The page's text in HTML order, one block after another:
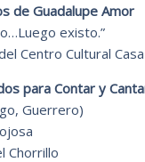
de Guadalupe Amor
existo.”
Centro Cultural
para Contar y
Guerrero)
Chorrillo